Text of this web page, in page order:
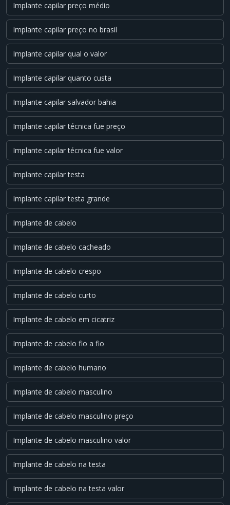
Implante capilar preço médio
Implante capilar preço no brasil
Implante capilar qual o valor
Implante capilar quanto custa
Implante capilar salvador bahia
Implante capilar técnica fue preço
Implante capilar técnica fue valor
Implante capilar testa
Implante capilar testa grande
Implante de cabelo
Implante de cabelo cacheado
Implante de cabelo crespo
Implante de cabelo curto
Implante de cabelo em cicatriz
Implante de cabelo fio a fio
Implante de cabelo humano
Implante de cabelo masculino
Implante de cabelo masculino preço
Implante de cabelo masculino valor
Implante de cabelo na testa
Implante de cabelo na testa valor